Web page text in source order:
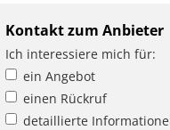
Kontakt zum Anbieter
Ich interessiere mich für:
ein Angebot
einen Rückruf
detaillierte